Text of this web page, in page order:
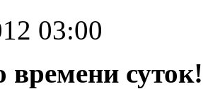
03:00
времени суток!